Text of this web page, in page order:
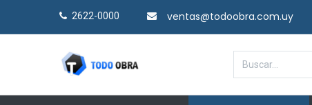
2622-0000​ ventas@todoobra.com.uy